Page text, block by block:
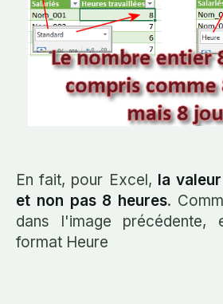
En fait, pour Excel, la
et non pas 8 heures.
dans l'image précédente,
format Heure